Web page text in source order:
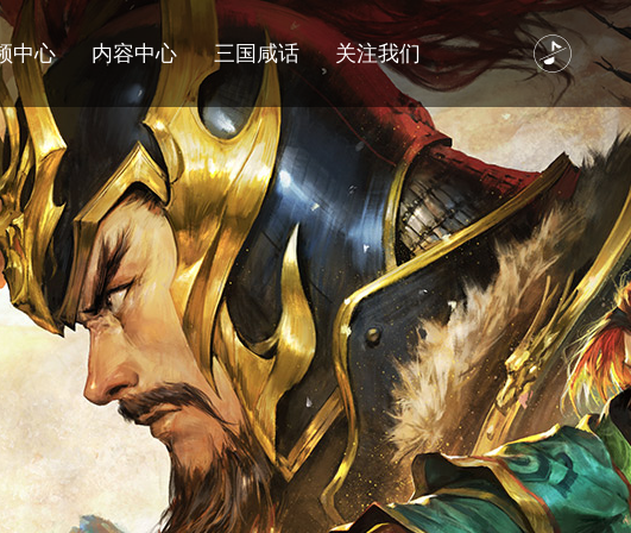
中心 内容中心 三国咸话 关注我们